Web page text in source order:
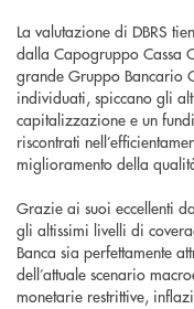
La valutazione di DBRS
dalla Capogruppo Cassa
grande Gruppo Bancario
individuati, spiccano gli
capitalizzazione e un
riscontrati
miglioramento della
Grazie ai suoi eccellenti
gli altissimi livelli di
Banca sia perfettamente
dell’attuale scenario
monetarie restrittive,